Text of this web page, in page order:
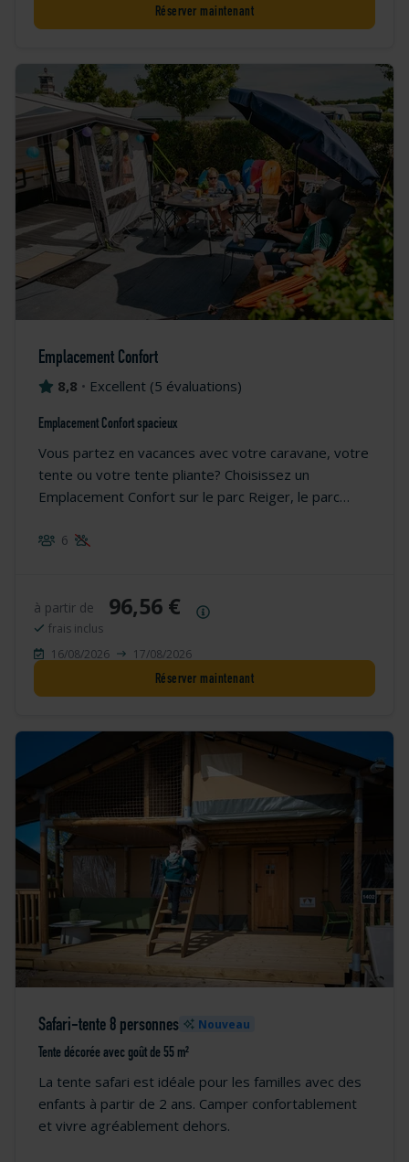
Réserver maintenant
Emplacement Confort
8,8 • Excellent (5 évaluations)
Emplacement Confort spacieux
Vous partez en vacances avec votre caravane, votre
tente ou votre tente pliante? Choisissez un
Emplacement Confort sur le parc Reiger, le parc
6
à partir de 96,56 €
frais inclus
16/08/2026
17/08/2026
Réserver maintenant
Safari-tente 8 personnes Nouveau
Tente décorée avec goût de 55 m²
La tente safari est idéale pour les familles avec des
enfants à partir de 2 ans. Camper confortablement
et vivre agréablement dehors.